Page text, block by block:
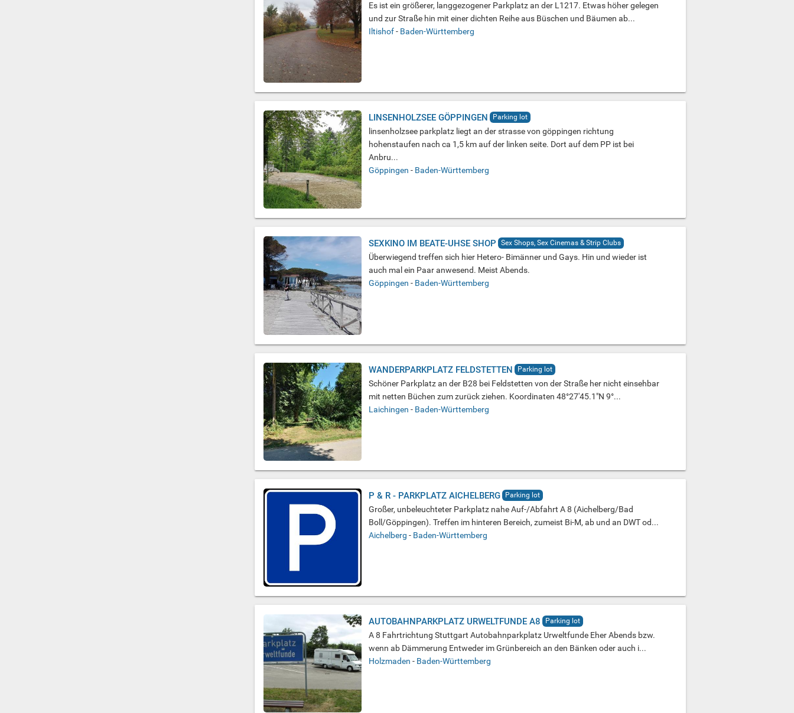
Es ist ein größerer, langgezogener Parkplatz an der L1217. Etwas höher gelegen
und zur Straße hin mit einer dichten Reihe aus Büschen und Bäumen ab...
Iltishof- Baden-Württemberg
LINSENHOLZSEE GÖPPINGEN Parking lot
linsenholzsee parkplatz liegt an der strasse von göppingen richtung
hohenstaufen nach ca 1,5 km auf der linken seite. Dort auf dem PP ist bei
Anbru...
Göppingen - Baden-Württemberg
SEXKINO IM BEATE-UHSE SHOP Sex Shops, Sex Cinemas & Strip Clubs
Überwiegend treffen sich hier Hetero- Bimänner und Gays. Hin und wieder ist
auch mal ein Paar anwesend. Meist Abends.
Göppingen - Baden-Württemberg
WANDERPARKPLATZ FELDSTETTEN Parking lot
Schöner Parkplatz an der B28 bei Feldstetten von der Straße her nicht einsehbar
mit netten Büchen zum zurück ziehen. Koordinaten 48°27'45.1"N 9°...
Laichingen - Baden-Württemberg
P & R - PARKPLATZ AICHELBERG Parking lot
Großer, unbeleuchteter Parkplatz nahe Auf-/Abfahrt A 8 (Aichelberg/Bad
Boll/Göppingen). Treffen im hinteren Bereich, zumeist Bi-M, ab und an DWT od...
Aichelberg - Baden-Württemberg
AUTOBAHNPARKPLATZ URWELTFUNDE A8 Parking lot
A 8 Fahrtrichtung Stuttgart Autobahnparkplatz Urweltfunde Eher Abends bzw.
wenn ab Dämmerung Entweder im Grünbereich an den Bänken oder auch i...
Holzmaden - Baden-Württemberg